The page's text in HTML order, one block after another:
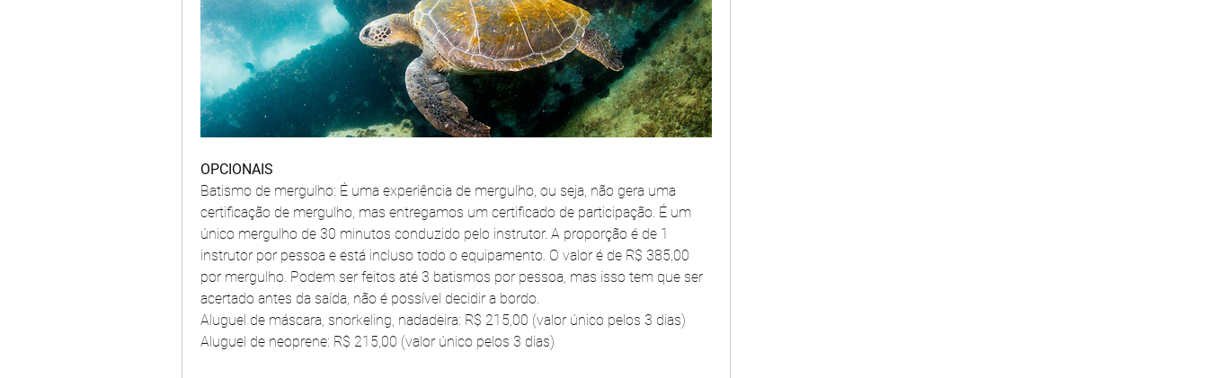
OPCIONAIS
Batismo de mergulho: É uma experiência de mergulho, ou seja, não gera uma
certificação de mergulho, mas entregamos um certificado de participação. É um
único mergulho de 30 minutos conduzido pelo instrutor. A proporção é de 1
instrutor por pessoa e está incluso todo o equipamento. O valor é de R$ 385,00
por mergulho. Podem ser feitos até 3 batismos por pessoa, mas isso tem que ser
acertado antes da saída, não é possível decidir a bordo.
Aluguel de máscara, snorkeling, nadadeira: R$ 215,00 (valor único pelos 3 dias)
Aluguel de neoprene: R$ 215,00 (valor único pelos 3 dias)